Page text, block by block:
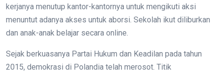
kerjanya menutup kantor-kantornya untuk mengikuti aksi
menuntut adanya akses untuk aborsi. Sekolah ikut diliburkan
dan anak-anak belajar secara online.
Sejak berkuasanya Partai Hukum dan Keadilan pada tahun
2015, demokrasi di Polandia telah merosot. Titik